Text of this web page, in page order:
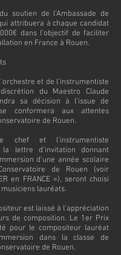
soutien de l’Ambassade de
attribuera à chaque candidat
dans l’objectif de faciliter
en France à Rouen.
et de l’instrumentiste
du Maestro Claude
sa décision à l’issue de
conformera aux attentes
de Rouen.
chef et l’instrumentiste
lettre d’invitation donnant
d’une année scolaire
de Rouen (voir
en FRANCE »), seront choisi
lauréats.
est laissé à l’appréciation
de composition. Le 1er Prix
pour le compositeur lauréat
dans la classe de
de Rouen.